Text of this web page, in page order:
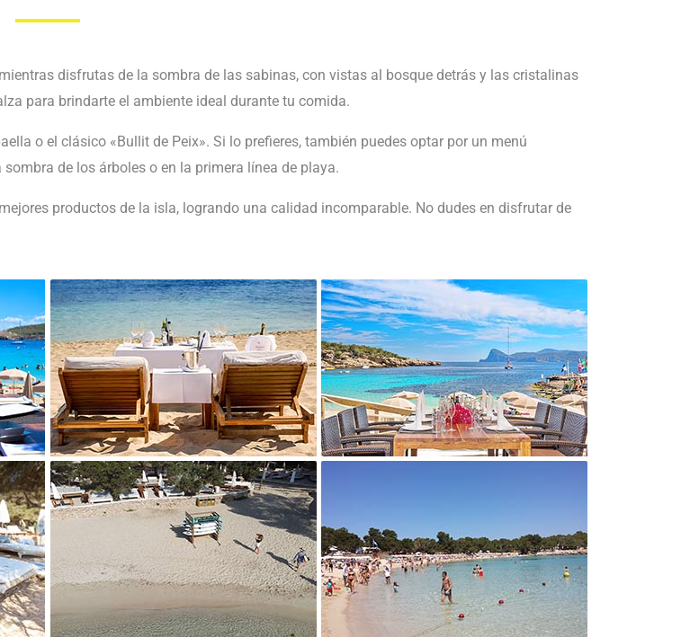
disfrutas de la sombra de las sabinas, con vistas al bosque detrás y las cristalinas
para brindarte el ambiente ideal durante tu comida.
o el clásico «Bullit de Peix». Si lo prefieres, también puedes optar por un menú
de los árboles o en la primera línea de playa.
productos de la isla, logrando una calidad incomparable. No dudes en disfrutar de